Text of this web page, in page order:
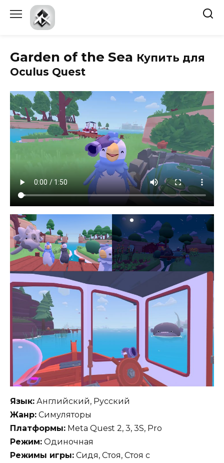
Перейти
содержанию
Garden of the Sea Купить для
Oculus Quest
Язык: Английский, Русский
Жанр: Симуляторы
Платформы: Meta Quest 2, 3, 3S, Pro
Режим: Одиночная
Режимы игры: Сидя, Стоя, Стоя с